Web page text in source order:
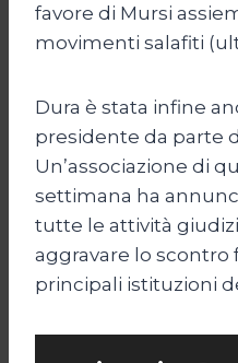
favore di Mursi
movimenti salafiti
Dura è stata infine
presidente da parte
Un’associazione di
settimana ha
tutte le attività
aggravare lo
principali istituzioni